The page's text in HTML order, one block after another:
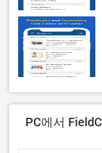
PC에서